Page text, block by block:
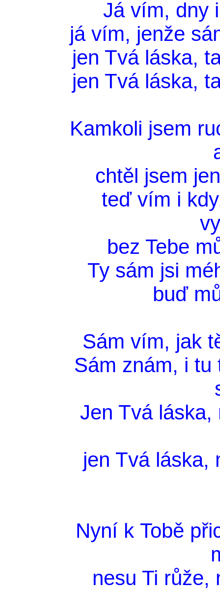
Já vím, dny
já vím, jenže
jen Tvá láska,
jen Tvá láska,
Kamkoli jsem
chtěl jsem
teď vím i
bez Tebe
Ty sám jsi
buď
Sám vím, jak
Sám znám, i tu
Jen Tvá láska,
jen Tvá láska,
Nyní k Tobě
nesu Ti růže,